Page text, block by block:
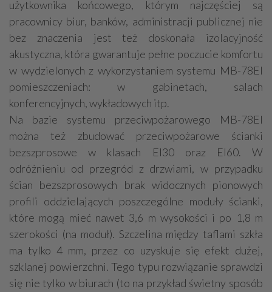
użytkownika końcowego, którym najczęściej są
pracownicy biur, banków, administracji publicznej nie
bez znaczenia jest też doskonała izolacyjność
akustyczna, która gwarantuje pełne poczucie komfortu
w wydzielonych z wykorzystaniem systemu MB-78EI
pomieszczeniach: w gabinetach, salach
konferencyjnych, wykładowych itp.
Na bazie systemu przeciwpożarowego MB-78EI
można też zbudować przeciwpożarowe ścianki
bezszprosowe w klasach EI30 oraz EI60. W
odróżnieniu od przegród z drzwiami, w przypadku
ścian bezszprosowych brak widocznych pionowych
profili oddzielających poszczególne moduły ścianki,
które mogą mieć nawet 3,6 m wysokości i po 1,8 m
szerokości (na moduł). Szczelina między taflami szkła
ma tylko 4 mm, przez co uzyskuje się efekt dużej,
szklanej powierzchni. Tego typu rozwiązanie sprawdzi
się nie tylko w biurach (to na przykład świetny sposób